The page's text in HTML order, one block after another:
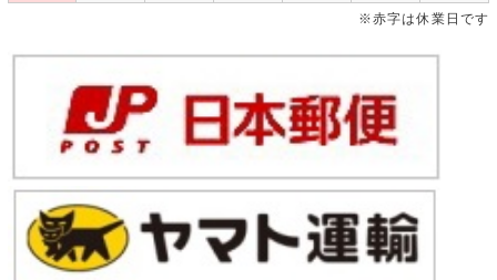
※赤字は休業日です